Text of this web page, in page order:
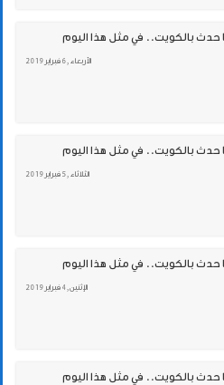
حدث بالكويت.. في مثل هذا اليوم
الأربعاء , 6 فبراير 2019
حدث بالكويت.. في مثل هذا اليوم
الثلاثاء , 5 فبراير 2019
حدث بالكويت.. في مثل هذا اليوم
الإثنين , 4 فبراير 2019
حدث بالكويت.. في مثل هذا اليوم